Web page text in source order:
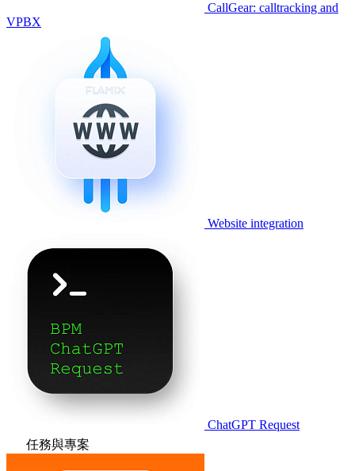
CallGear: calltracking and
VPBX
Website integration
ChatGPT Request
任務與專案